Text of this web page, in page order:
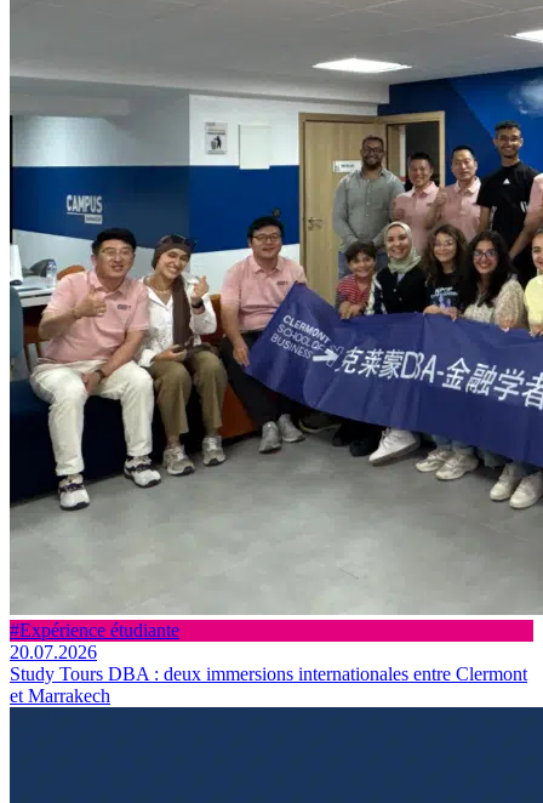
#Expérience étudiante
20.07.2026
Study Tours DBA : deux immersions internationales entre Clermont
et Marrakech